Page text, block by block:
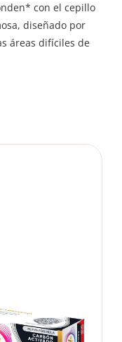
con el cepillo
diseñado por
áreas difíciles de